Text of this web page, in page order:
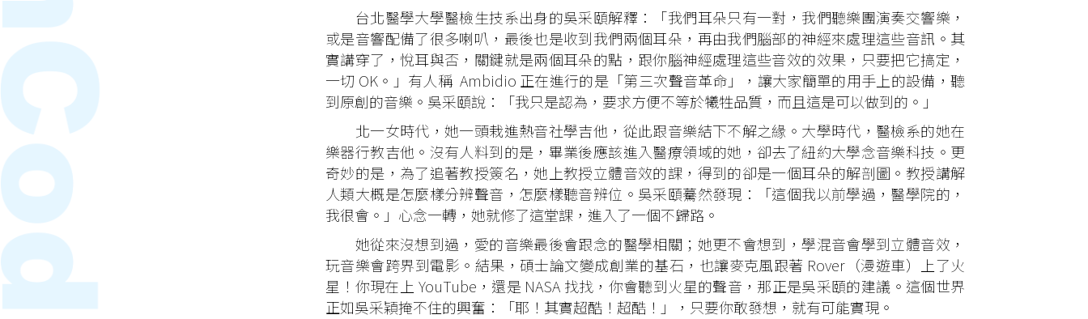
台北醫學大學醫檢生技系出身的吳采頤解釋：「我們耳朵只有一對，我們聽樂團演奏交響樂，
或是音響配備了很多喇叭，最後也是收到我們兩個耳朵，再由我們腦部的神經來處理這些音訊。其
實講穿了，悅耳與否，關鍵就是兩個耳朵的點，跟你腦神經處理這些音效的效果，只要把它搞定，
一切 OK。」有人稱 Ambidio 正在進行的是「第三次聲音革命」，讓大家簡單的用手上的設備，聽
到原創的音樂。吳采頤說：「我只是認為，要求方便不等於犧牲品質，而且這是可以做到的。」
北一女時代，她一頭栽進熱音社學吉他，從此跟音樂結下不解之緣。大學時代，醫檢系的她在
樂器行教吉他。沒有人料到的是，畢業後應該進入醫療領域的她，卻去了紐約大學念音樂科技。更
奇妙的是，為了追著教授簽名，她上教授立體音效的課，得到的卻是一個耳朵的解剖圖。教授講解
人類大概是怎麼樣分辨聲音，怎麼樣聽音辨位。吳采頤驀然發現：「這個我以前學過，醫學院的，
我很會。」心念一轉，她就修了這堂課，進入了一個不歸路。
她從來沒想到過，愛的音樂最後會跟念的醫學相關；她更不會想到，學混音會學到立體音效，
玩音樂會跨界到電影。結果，碩士論文變成創業的基石，也讓麥克風跟著 Rover（漫遊車）上了火
星！你現在上 YouTube，還是 NASA 找找，你會聽到火星的聲音，那正是吳采頤的建議。這個世界
正如吳采穎掩不住的興奮：「耶！其實超酷！超酷！」，只要你敢發想，就有可能實現。